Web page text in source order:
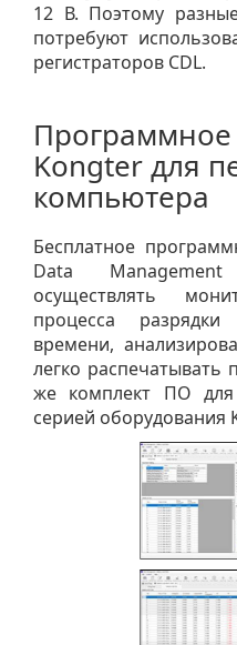
12 В. Поэтому
потребуют
регистраторов CDL.
Kongter для
компьютера
Бесплатное
Data
осуществлять
процесса
времени,
легко
же комплект ПО
серией оборудования